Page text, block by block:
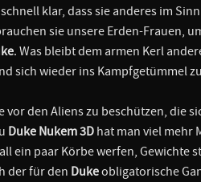
klar, dass sie anderes im
sie unsere Erden-Frauen,
. Was bleibt dem armen Kerl
sich wieder ins Kampfgetümmel
vor den Aliens zu beschützen, die
Duke Nukem 3D hat man viel mehr
ein paar Körbe werfen, Gewichte
der für den Dukeobligatorische